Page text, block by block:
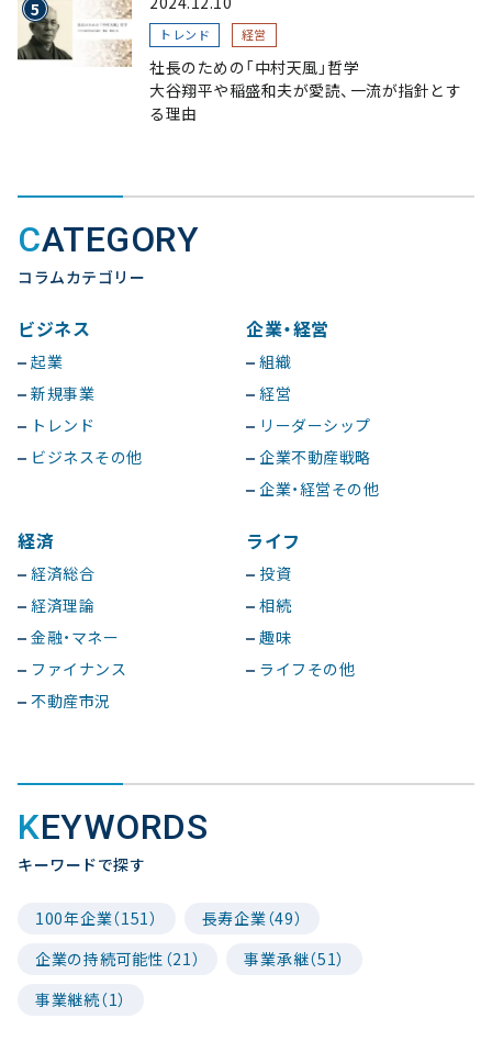
トレンド 経営
社長のための「中村天風」哲学
大谷翔平や稲盛和夫が愛読、一流が指針とす
る理由
CATEGORY
コラムカテゴリー
ビジネス
起業
新規事業
トレンド
ビジネスその他
企業・経営
組織
経営
リーダーシップ
企業不動産戦略
企業・経営その他
経済
経済総合
経済理論
金融・マネー
ファイナンス
不動産市況
ライフ
投資
相続
趣味
ライフその他
KEYWORDS
キーワードで探す
100年企業（151）
長寿企業（49）
企業の持続可能性（21）
事業承継（51）
事業継続（1）